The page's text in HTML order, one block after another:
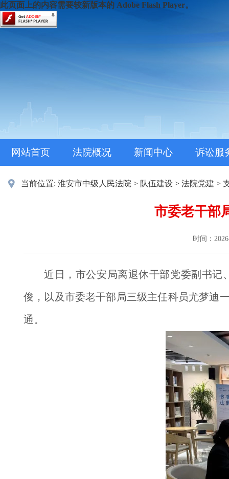
此页面上的内容需要较新版本的 Adobe Flash Player。
网站首页 法院概况 新闻中心 诉讼服
当前位置: 淮安市中级人民法院 > 队伍建设 > 法院党建 >
市委老干部
时间：
近日，市公安局离退休干部党委副书记
俊，以及市委老干部局三级主任科员尤梦迪
通。